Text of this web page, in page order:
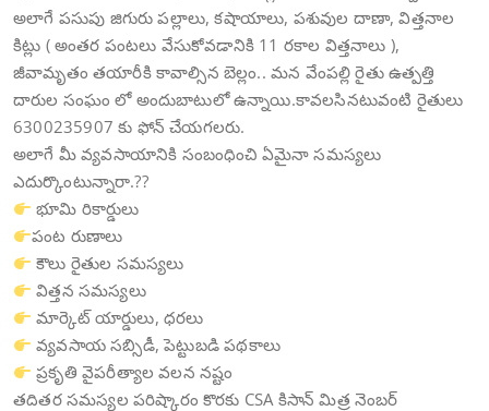
అలాగే పసుపు జిగురు పల్లాలు, కషాయాలు, పశువుల దాణా, విత్తనాల
కిట్లు ( అంతర పంటలు వేసుకోవడానికి 11 రకాల విత్తనాలు ),
జీవామృతం తయారీకి కావాల్సిన బెల్లం.. మన వేంపల్లి రైతు ఉత్పత్తి
దారుల సంఘం లో అందుబాటులో ఉన్నాయి.కావలసినటువంటి రైతులు
6300235907 కు ఫోన్ చేయగలరు.
అలాగే మీ వ్యవసాయానికి సంబంధించి ఏమైనా సమస్యలు
ఎదుర్కొంటున్నారా.??
భూమి రికార్డులు
పంట రుణాలు
కౌలు రైతుల సమస్యలు
విత్తన సమస్యలు
మార్కెట్ యార్డులు, ధరలు
వ్యవసాయ సబ్సిడీ, పెట్టుబడి పథకాలు
ప్రకృతి వైపరీత్యాల వలన నష్టం
తదితర సమస్యల పరిష్కారం కొరకు CSA కిసాన్ మిత్ర నెంబర్